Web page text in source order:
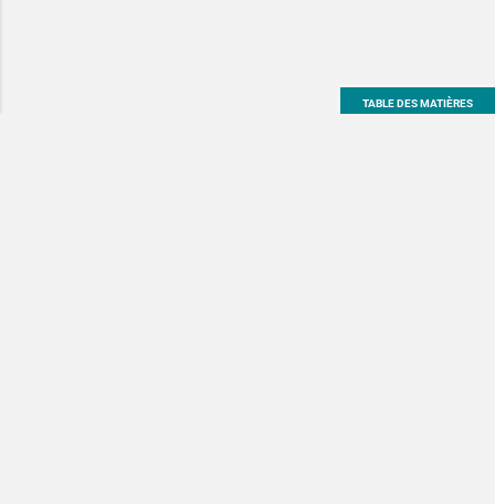
TABLE DES MATIÈRES